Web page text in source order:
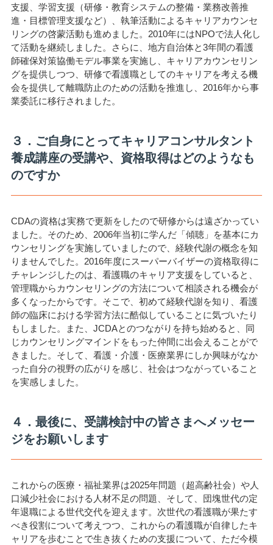
支援、学習支援（研修・教育システムの整備・業務改善推
進・目標管理支援など）、執筆活動によるキャリアカウンセ
リングの啓蒙活動も進めました。2010年にはNPOで法人化し
て活動を継続しました。さらに、地方自治体と3年間の看護
師確保対策協働モデル事業を実施し、キャリアカウンセリン
グを提供しつつ、研修で看護職としてのキャリアを考える機
会を提供して離職防止のための活動を推進し、2016年から事
業委託に移行されました。
３．ご自身にとってキャリアコンサルタント
養成講座の受講や、資格取得はどのようなも
のですか
CDAの資格は実務で更新をしたので研修からは遠ざかってい
ました。そのため、2006年当初に学んだ「傾聴」を基本にカ
ウンセリングを実施していましたので、経験代謝の概念を知
りませんでした。2016年度にスーパーバイザーの資格取得に
チャレンジしたのは、看護職のキャリア支援をしていると、
管理職からカウンセリングの方法について相談される機会が
多くなったからです。そこで、初めて経験代謝を知り、看護
師の臨床における学習方法に酷似していることに気づいたり
もしました。また、JCDAとのつながりを持ち始めると、同
じカウンセリングマインドをもった仲間に出会えることがで
きました。そして、看護・介護・医療業界にしか興味がなか
った自分の視野の広がりを感じ、社会はつながっていること
を実感しました。
４．最後に、受講検討中の皆さまへメッセー
ジをお願いします
これからの医療・福祉業界は2025年問題（超高齢社会）や人
口減少社会における人材不足の問題、そして、団塊世代の定
年退職による世代交代を迎えます。次世代の看護職が果たす
べき役割について考えつつ、これからの看護職が自律したキ
ャリアを歩むことで生き抜くための支援について、ただ今模